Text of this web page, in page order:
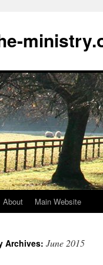
About Main Website
Archives: June 2015